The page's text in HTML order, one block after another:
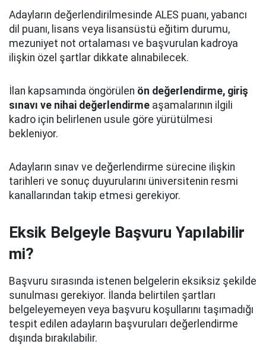
Adayların değerlendirilmesinde ALES puanı, yabancı
dil puanı, lisans veya lisansüstü eğitim durumu,
mezuniyet not ortalaması ve başvurulan kadroya
ilişkin özel şartlar dikkate alınabilecek.
İlan kapsamında öngörülen ön değerlendirme, giriş
sınavı ve nihai değerlendirme aşamalarının ilgili
kadro için belirlenen usule göre yürütülmesi
bekleniyor.
Adayların sınav ve değerlendirme sürecine ilişkin
tarihleri ve sonuç duyurularını üniversitenin resmi
kanallarından takip etmesi gerekiyor.
Eksik Belgeyle Başvuru Yapılabilir
mi?
Başvuru sırasında istenen belgelerin eksiksiz şekilde
sunulması gerekiyor. İlanda belirtilen şartları
belgeleyemeyen veya başvuru koşullarını taşımadığı
tespit edilen adayların başvuruları değerlendirme
dışında bırakılabilir.